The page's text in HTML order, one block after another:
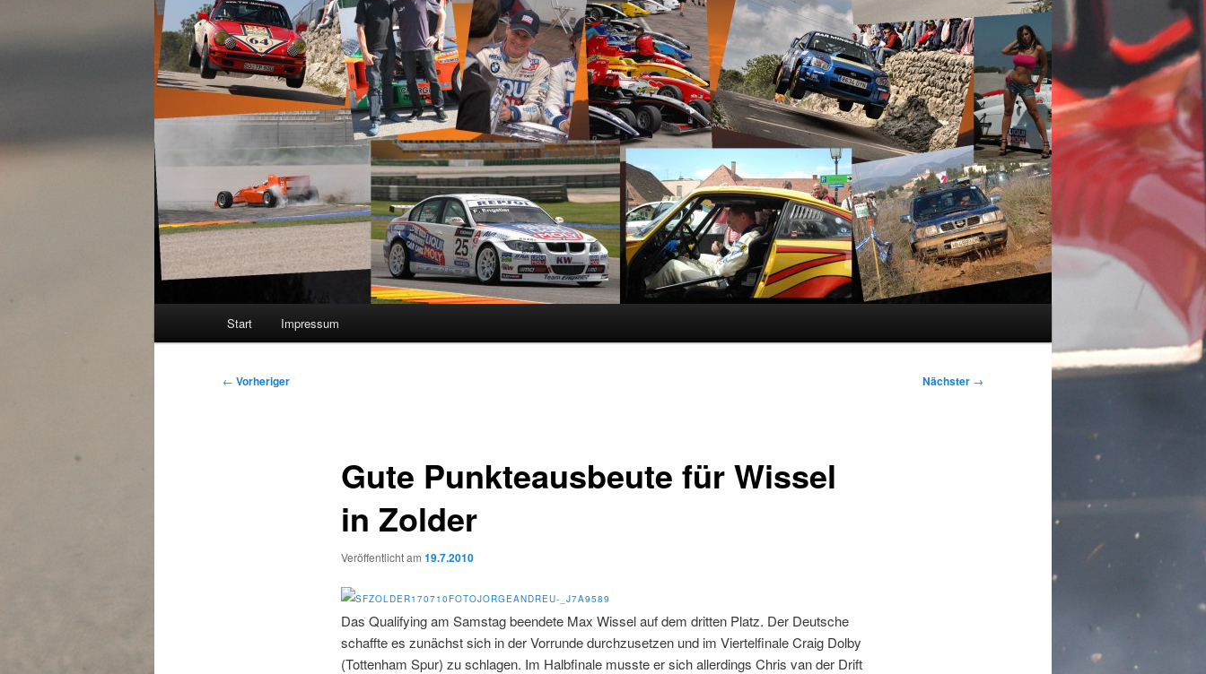
Start Impressum
Beitragsnavigation
← Vorheriger Nächster →
Gute Punkteausbeute für Wissel
in Zolder
Veröffentlicht am 19.7.2010
Das Qualifying am Samstag beendete Max Wissel auf dem dritten Platz. Der Deutsche
schaffte es zunächst sich in der Vorrunde durchzusetzen und im Viertelfinale Craig Dolby
(Tottenham Spur) zu schlagen. Im Halbfinale musste er sich allerdings Chris van der Drift